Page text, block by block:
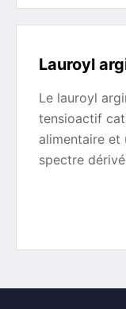
Lauroyl
Le lauroyl
tensioactif
alimentaire et
spectre